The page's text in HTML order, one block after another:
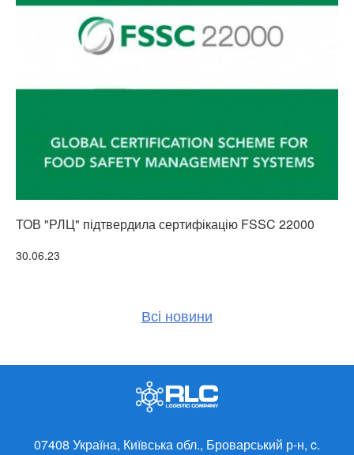
Детальніше
ТОВ "РЛЦ" підтвердила сертифікацію FSSC 22000
30.06.23
Всі новини
07408 Україна, Київська обл., Броварський р-н, c.